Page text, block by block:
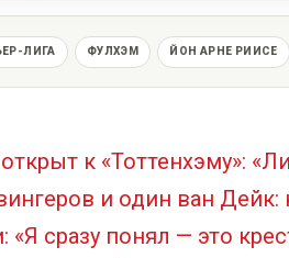
ЛИГА ФУЛХЭМ ЙОН АРНЕ РИИСЕ
к «Тоттенхэму»:
и один ван Дейк:
«Я сразу понял — это